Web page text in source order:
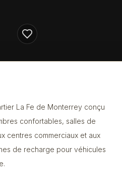
La Fe de Monterrey conçu
confortables, salles de
centres commerciaux et aux
de recharge pour véhicules